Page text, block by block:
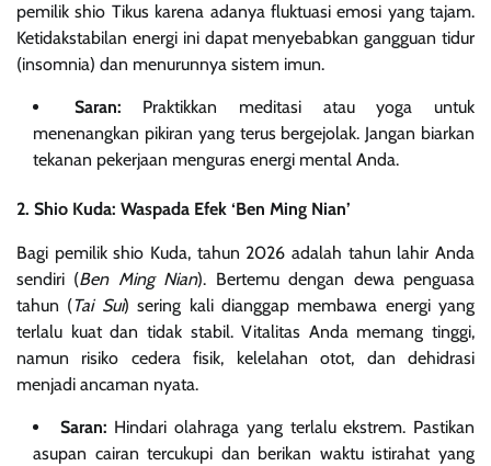
pemilik shio Tikus karena adanya fluktuasi emosi yang tajam.
Ketidakstabilan energi ini dapat menyebabkan gangguan tidur
(insomnia) dan menurunnya sistem imun.
Saran: Praktikkan meditasi atau yoga untuk
menenangkan pikiran yang terus bergejolak. Jangan biarkan
tekanan pekerjaan menguras energi mental Anda.
2. Shio Kuda: Waspada Efek ‘Ben Ming Nian’
Bagi pemilik shio Kuda, tahun 2026 adalah tahun lahir Anda
sendiri (Ben Ming Nian). Bertemu dengan dewa penguasa
tahun (Tai Sui) sering kali dianggap membawa energi yang
terlalu kuat dan tidak stabil. Vitalitas Anda memang tinggi,
namun risiko cedera fisik, kelelahan otot, dan dehidrasi
menjadi ancaman nyata.
Saran: Hindari olahraga yang terlalu ekstrem. Pastikan
asupan cairan tercukupi dan berikan waktu istirahat yang